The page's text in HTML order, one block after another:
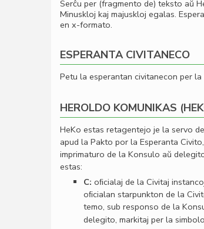
Serĉu per (fragmento de) teksto aŭ
Minuskloj kaj majuskloj egalas.
en x-formato.
ESPERANTA CIVITANECO
Petu la esperantan civitanecon per la
HEROLDO KOMUNIKAS
HeKo estas retagentejo je la servo
apud la Pakto por la Esperanta
imprimaturo de la Konsulo aŭ
estas:
C: oﬁcialaj de la Civitaj
oﬁcialan starpunkton de la
temo, sub responso de la
delegito, markitaj per la simbolo